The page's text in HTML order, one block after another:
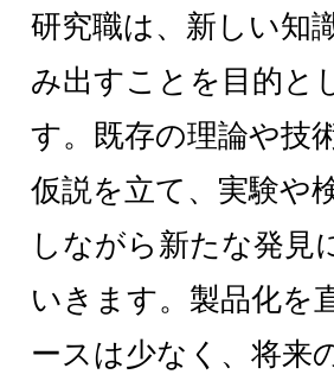
研究職は、新しい知
み出すことを目的と
す。既存の理論や技
仮説を立て、実験や
しながら新たな発見
いきます。製品化を
ースは少なく、将来